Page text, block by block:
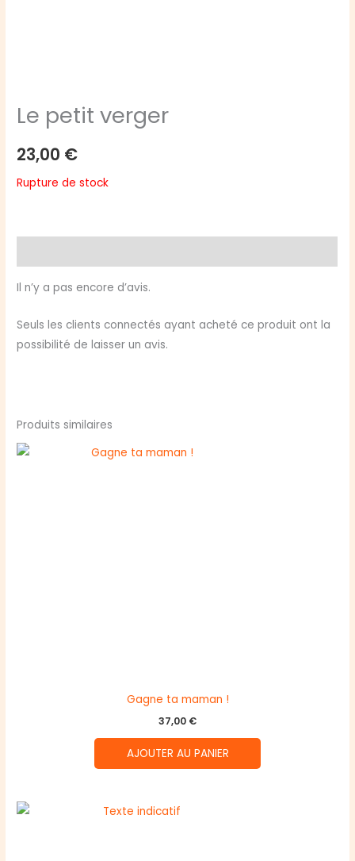
Le petit verger
23,00 €
Rupture de stock
Il n’y a pas encore d’avis.
Seuls les clients connectés ayant acheté ce produit ont la
possibilité de laisser un avis.
Produits similaires
Gagne ta maman !
37,00 €
AJOUTER AU PANIER